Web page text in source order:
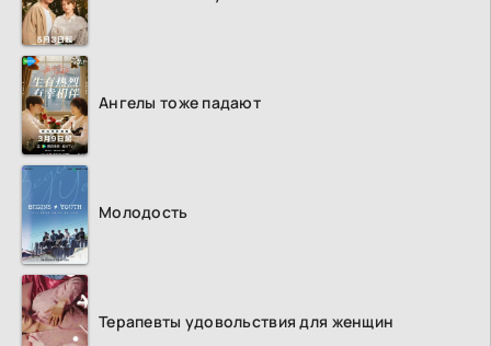
Ангелы тоже падают
Молодость
Терапевты удовольствия для женщин